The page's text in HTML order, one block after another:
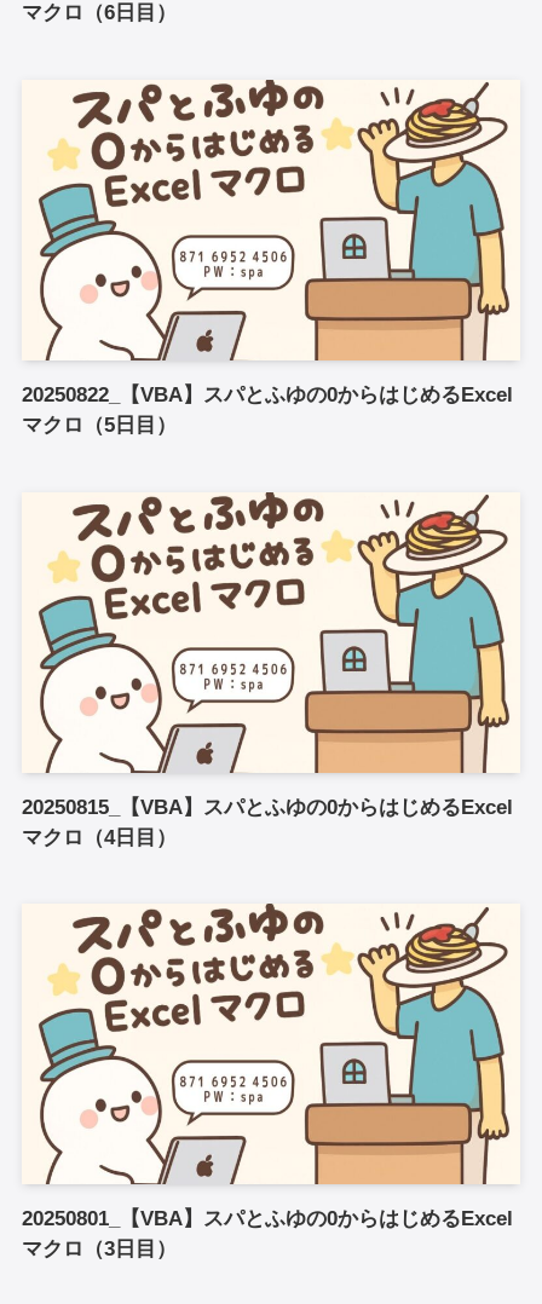
マクロ（6日目）
20250822_【VBA】スパとふゆの0からはじめるExcel
マクロ（5日目）
20250815_【VBA】スパとふゆの0からはじめるExcel
マクロ（4日目）
20250801_【VBA】スパとふゆの0からはじめるExcel
マクロ（3日目）